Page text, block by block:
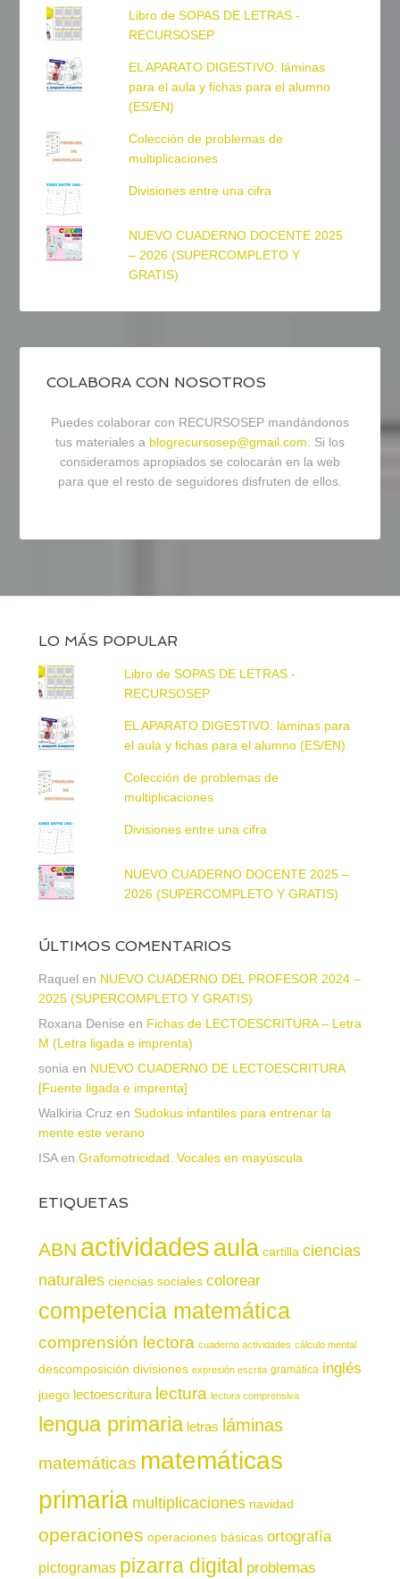
Libro de SOPAS DE LETRAS -
RECURSOSEP
EL APARATO DIGESTIVO: láminas
para el aula y fichas para el alumno
(ES/EN)
Colección de problemas de
multiplicaciones
Divisiones entre una cifra
NUEVO CUADERNO DOCENTE 2025
– 2026 (SUPERCOMPLETO Y
GRATIS)
COLABORA CON NOSOTROS
Puedes colaborar con RECURSOSEP mandándonos
tus materiales a blogrecursosep@gmail.com. Si los
consideramos apropiados se colocarán en la web
para que el resto de seguidores disfruten de ellos.
LO MÁS POPULAR
Libro de SOPAS DE LETRAS -
RECURSOSEP
EL APARATO DIGESTIVO: láminas para
el aula y fichas para el alumno (ES/EN)
Colección de problemas de
multiplicaciones
Divisiones entre una cifra
NUEVO CUADERNO DOCENTE 2025 –
2026 (SUPERCOMPLETO Y GRATIS)
ÚLTIMOS COMENTARIOS
Raquel en NUEVO CUADERNO DEL PROFESOR 2024 –
2025 (SUPERCOMPLETO Y GRATIS)
Roxana Denise en Fichas de LECTOESCRITURA – Letra
M (Letra ligada e imprenta)
sonia en NUEVO CUADERNO DE LECTOESCRITURA
[Fuente ligada e imprenta]
Walkiria Cruz en Sudokus infantiles para entrenar la
mente este verano
ISAen Grafomotricidad. Vocales en mayúscula
ETIQUETAS
ABN actividadesaula cartilla ciencias
naturales ciencias sociales colorear
competencia matemática
comprensión lectora cuaderno actividades cálculo mental
descomposición divisiones expresión escrita gramática inglés
juego lectoescritura lectura lectura comprensiva
lengua primaria letras láminas
matemáticas matemáticas
primaria multiplicaciones navidad
operaciones operaciones básicas ortografía
pictogramas pizarra digital problemas